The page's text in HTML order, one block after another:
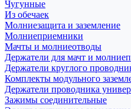
Чугунные
Из обечаек
Молниезащита и заземление
Молниеприемники
Мачты и молниеотводы
Держатели для мачт и
Держатели круглого
Комплекты модульного
Держатели проводника
Зажимы соединительные